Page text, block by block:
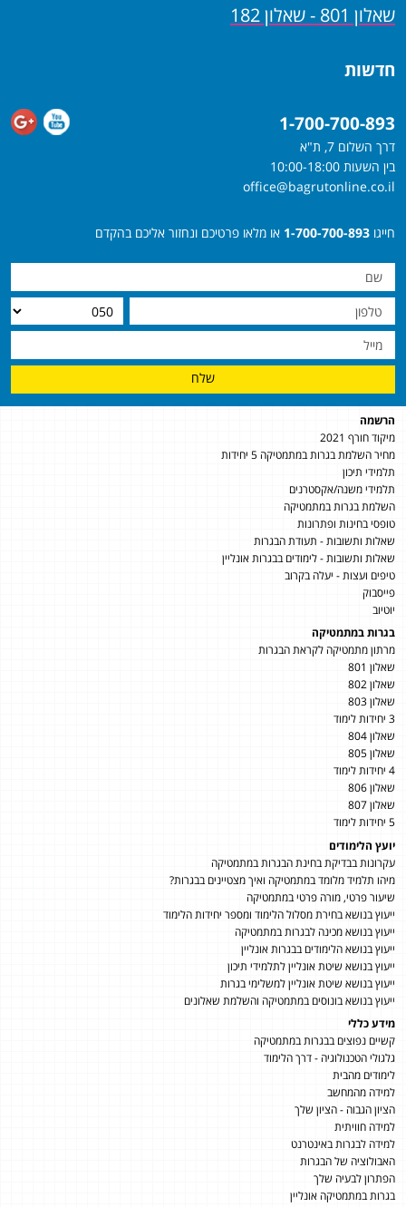
שאלון 801 - שאלון 182
חדשות
1-700-700-893
דרך השלום 7, ת"א
בין השעות 10:00-18:00
office@bagrutonline.co.il
חייגו 1-700-700-893 או מלאו פרטיכם ונחזור אליכם בהקדם
שלח
הרשמה
מיקוד חורף 2021
מחיר השלמת בגרות במתמטיקה 5 יחידות
תלמידי תיכון
תלמידי משנה/אקסטרנים
השלמת בגרות במתמטיקה
טופסי בחינות ופתרונות
שאלות ותשובות - תעודת הבגרות
שאלות ותשובות - לימודים בבגרות אונליין
טיפים ועצות - יעלה בקרוב
פייסבוק
יוטיוב
בגרות במתמטיקה
מרתון מתמטיקה לקראת הבגרות
שאלון 801
שאלון 802
שאלון 803
3 יחידות לימוד
שאלון 804
שאלון 805
4 יחידות לימוד
שאלון 806
שאלון 807
5 יחידות לימוד
יועץ הלימודים
עקרונות בבדיקת בחינת הבגרות במתמטיקה
מיהו תלמיד מלומד במתמטיקה ואיך מצטיינים בבגרות?
שיעור פרטי, מורה פרטי במתמטיקה
ייעוץ בנושא בחירת מסלול הלימוד ומספר יחידות הלימוד
ייעוץ בנושא מכינה לבגרות במתמטיקה
ייעוץ בנושא הלימודים בבגרות אונליין
ייעוץ בנושא שיטת אונליין לתלמידי תיכון
ייעוץ בנושא שיטת אונליין למשלימי בגרות
ייעוץ בנושא בונוסים במתמטיקה והשלמת שאלונים
מידע כללי
קשיים נפוצים בבגרות במתמטיקה
גלגולי הטכנולוגיה - דרך הלימוד
לימודים מהבית
למידה מהמחשב
הציון הגבוה - הציון שלך
למידה חוויתית
למידה לבגרות באינטרנט
האבולוציה של הבגרות
הפתרון לבעיה שלך
בגרות במתמטיקה אונליין